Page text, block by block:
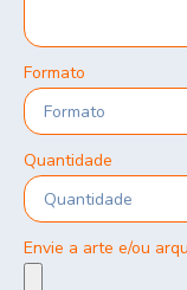
Formato
Quantidade
Envie a arte e/ou